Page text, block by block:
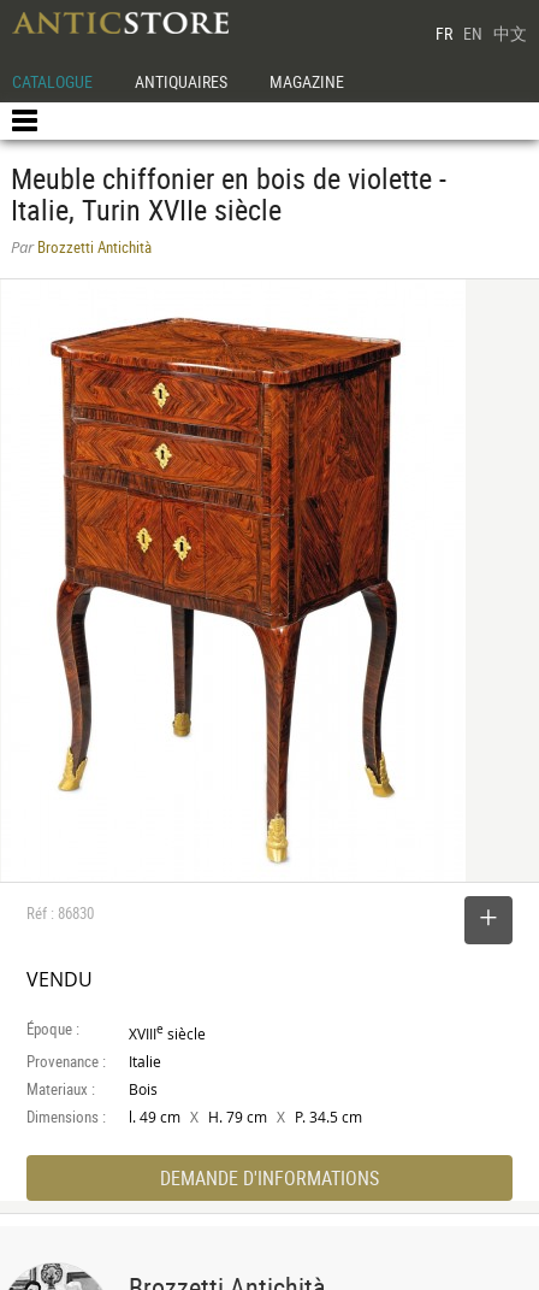
FR EN 中文
CATALOGUE ANTIQUAIRES MAGAZINE
Meuble chiffonier en bois de violette -
Italie, Turin XVIIe siècle
ParBrozzetti Antichità
Réf : 86830
VENDU
Époque : XVIIIe siècle
Provenance : Italie
Materiaux : Bois
Dimensions : l. 49 cm X H. 79 cm X P. 34.5 cm
DEMANDE D'INFORMATIONS